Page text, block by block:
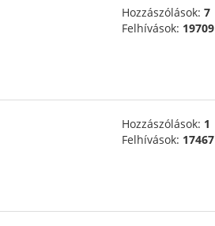
Hozzászólások: 7
Felhívások: 19709
Hozzászólások: 1
Felhívások: 17467